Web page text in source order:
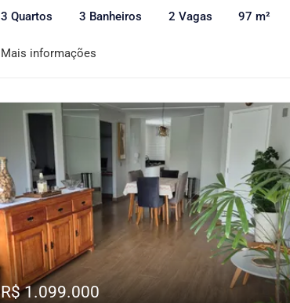
3 Quartos 3 Banheiros 2 Vagas 97 m²
Mais informações
R$ 1.099.000